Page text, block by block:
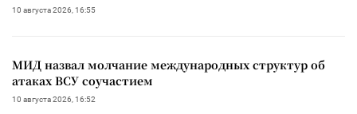
10 августа 2026, 16:55
МИД назвал молчание международных структур об
атаках ВСУ соучастием
10 августа 2026, 16:52